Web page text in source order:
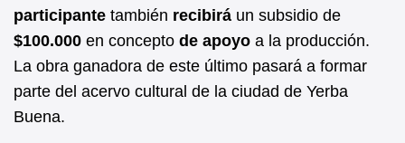
participante también recibirá un subsidio de
$100.000 en concepto de apoyo a la producción.
La obra ganadora de este último pasará a formar
parte del acervo cultural de la ciudad de Yerba
Buena.